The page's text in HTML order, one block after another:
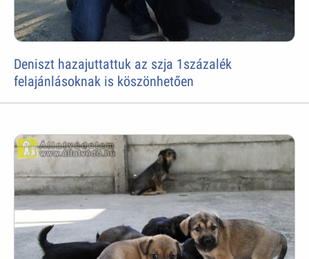
Deniszt hazajuttattuk az szja 1százalék
felajánlásoknak is köszönhetően